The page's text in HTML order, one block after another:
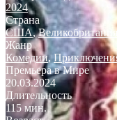
2024
Страна
США,Великобритания
Жанр
Комедии,
Премьера в Мире
20.03.2024
Длительность
115 мин.